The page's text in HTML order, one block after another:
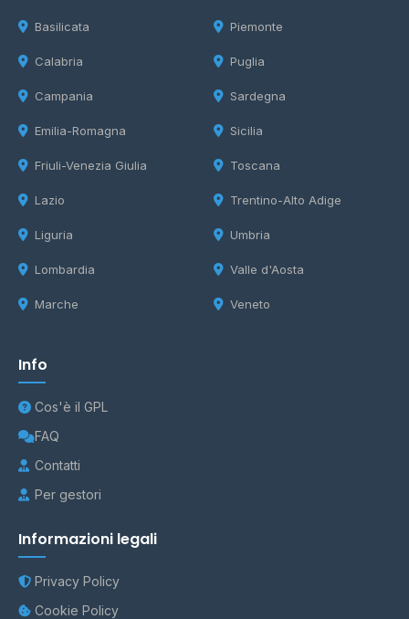
Basilicata
Calabria
Campania
Emilia-Romagna
Friuli-Venezia Giulia
Lazio
Liguria
Lombardia
Marche
Piemonte
Puglia
Sardegna
Sicilia
Toscana
Trentino-Alto Adige
Umbria
Valle d'Aosta
Veneto
Info
Cos'è il GPL
FAQ
Contatti
Per gestori
Informazioni legali
Privacy Policy
Cookie Policy